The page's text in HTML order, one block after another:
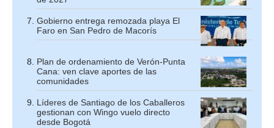
Gobierno entrega remozada playa El
Faro en San Pedro de Macorís
Plan de ordenamiento de Verón-Punta
Cana: ven clave aportes de las
comunidades
Líderes de Santiago de los Caballeros
gestionan con Wingo vuelo directo
desde Bogotá